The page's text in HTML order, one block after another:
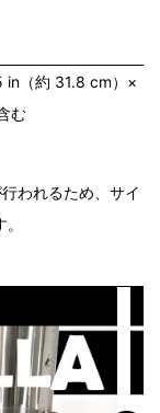
in（約 31.8 cm）×
む
われるため、サイ